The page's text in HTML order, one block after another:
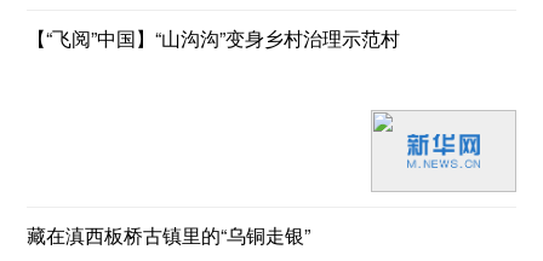
【“飞阅”中国】“山沟沟”变身乡村治理示范村
藏在滇西板桥古镇里的“乌铜走银”